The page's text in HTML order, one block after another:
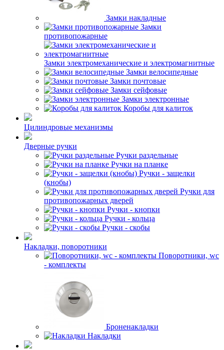
Замки накладные
Замки
противопожарные
Замки электромеханические и электромагнитные
Замки велосипедные
Замки почтовые
Замки сейфовые
Замки электронные
Коробы для калиток
Цилиндровые механизмы
Дверные ручки
Ручки раздельные
Ручки на планке
Ручки - защелки
(кнобы)
Ручки для
противопожарных дверей
Ручки - кнопки
Ручки - кольца
Ручки - скобы
Накладки, поворотники
Поворотники, wc
- комплекты
Броненакладки
Накладки